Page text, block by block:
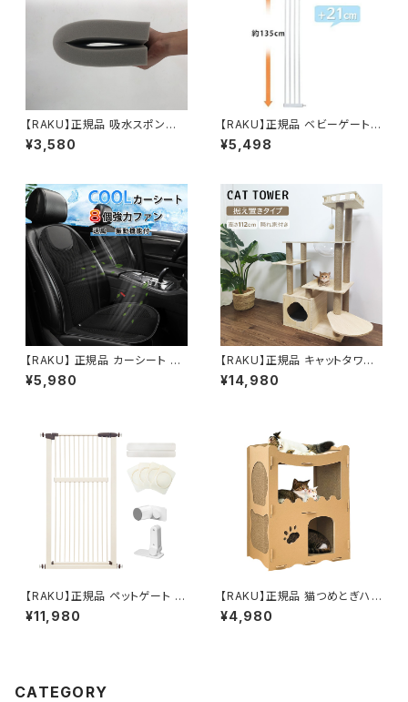
【RAKU】正規品 吸水スポンジ 1
0枚ゼット 驚き吸水量 1枚吸水
量2L 水溜り対策 大型ウレタン
簡単 幅40×奥行25×厚さ3.5c
m
¥3,580
【RAKU】正規品 ベビーゲート
拡張フレーム 幅21cm 柵間隔3.
5cm ハイタイプ 高さ135cm専
フレーム21cm)
¥5,498
【RAKU】 正規品 カーシート 車
シート 振動機能付 8個強力ファ
ン スマートシート 冷却 送風 12
ーソケット シートクッション 車載
クッション エアーカーシート 日
本語説明書付き 送料無料
¥5,980
【RAKU】正規品 キャットタワー
据え置き 天然木製 木登りタワ
ー 猫タワー 爪とぎ 麻紐 おしゃ
ワー ポール キャットツリー 猫の
部屋 運動不足解消 遊び場 猫爪
とぎ 洗える 送料無料
¥14,980
【RAKU】正規品 ペットゲート ベ
ビーゲート 高さ140cm ハイタ
イプ 取付幅76〜86.5cm 穴開
¥11,980
【RAKU】正規品 猫つめとぎハウ
ス 段ボールベッド キャットタワ
ー 多頭飼う 大型猫 二層 組み
¥4,980
CATEGORY